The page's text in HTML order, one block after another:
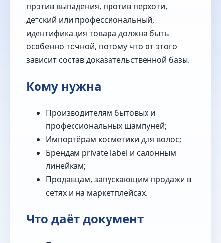
против выпадения, против перхоти,
детский или профессиональный,
идентификация товара должна быть
особенно точной, потому что от этого
зависит состав доказательственной базы.
Кому нужна
Производителям бытовых и
профессиональных шампуней;
Импортёрам косметики для волос;
Брендам private label и салонным
линейкам;
Продавцам, запускающим продажи в
сетях и на маркетплейсах.
Что даёт документ